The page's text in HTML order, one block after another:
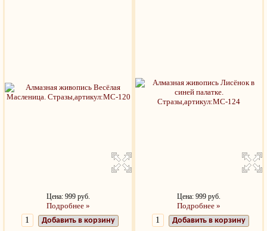
Цена: 999 руб.
Подробнее »
Добавить в корзину
Цена: 999 руб.
Подробнее »
Добавить в корзину